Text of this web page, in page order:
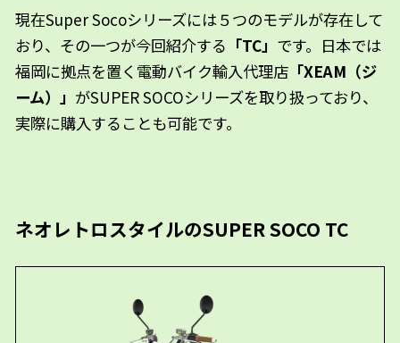
現在Super Socoシリーズには５つのモデルが存在して
おり、その一つが今回紹介する 「TC」 です。日本では
福岡に拠点を置く電動バイク輸入代理店 「XEAM（ジ
ーム）」 がSUPER SOCOシリーズを取り扱っており、
実際に購入することも可能です。
ネオレトロスタイルのSUPER SOCO TC